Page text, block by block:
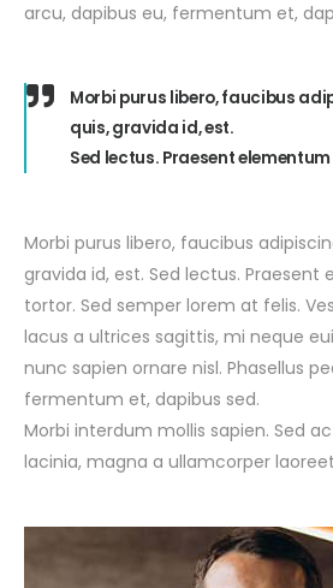
arcu, dapibus eu, fermentum et,
Morbi purus libero, faucibus
quis, gravida id, est.
Sed lectus. Praesent
Morbi purus libero, faucibus
gravida id, est. Sed lectus.
tortor. Sed semper lorem at felis.
lacus a ultrices sagittis, mi neque
nunc sapien ornare nisl. Phasellus
fermentum et, dapibus sed.
Morbi interdum mollis sapien. Sed ac
lacinia, magna a ullamcorper